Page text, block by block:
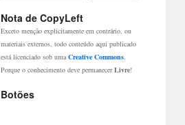
Nota de CopyLeft
Exceto menção explicitamente em contrário, ou
materiais externos, todo conteúdo aqui publicado
está licenciado sob uma Creative Commons.
Porque o conhecimento deve permanecerLivre!
Botões